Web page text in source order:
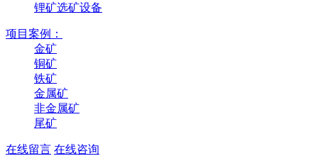
锂矿选矿设备
项目案例：
金矿
铜矿
铁矿
金属矿
非金属矿
尾矿
在线留言 在线咨询